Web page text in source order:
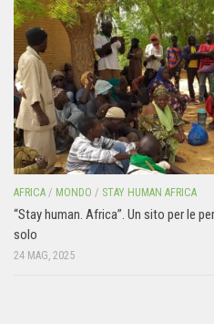
AFRICA / MONDO / STAY HUMAN AFRICA
“Stay human. Africa”. Un sito per le
solo
24 MAG, 2025